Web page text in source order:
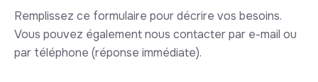
Remplissez ce formulaire pour décrire vos besoins.
Vous pouvez également nous contacter par e-mail ou
par téléphone (réponse immédiate).